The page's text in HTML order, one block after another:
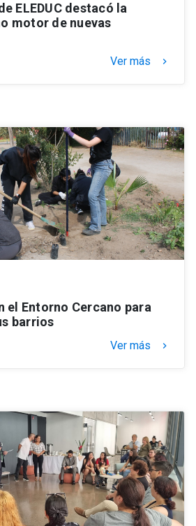
ELEDUC destacó la
motor de nuevas
Ver más keyboard_arrow_right
el Entorno Cercano para
barrios
Ver más keyboard_arrow_right